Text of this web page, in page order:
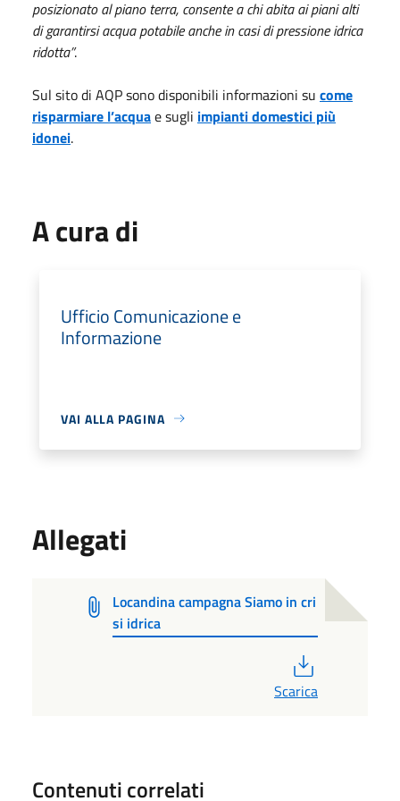
posizionato al piano terra, consente a chi abita ai piani alti
di garantirsi acqua potabile anche in casi di pressione idrica
ridotta”.
Sul sito di AQP sono disponibili informazioni su come
risparmiare l’acquae sugli impianti domestici più
idonei.
A cura di
Ufficio Comunicazione e
Informazione
VAI ALLA PAGINA
Allegati
Locandina campagna Siamo in cri
si idrica
Scarica
Contenuti correlati